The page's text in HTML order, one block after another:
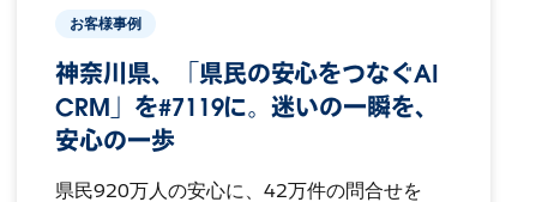
お客様事例
神奈川県、「県民の安心をつなぐAI
CRM」を#7119に。迷いの一瞬を、
安心の一歩
県民920万人の安心に、42万件の問合せを